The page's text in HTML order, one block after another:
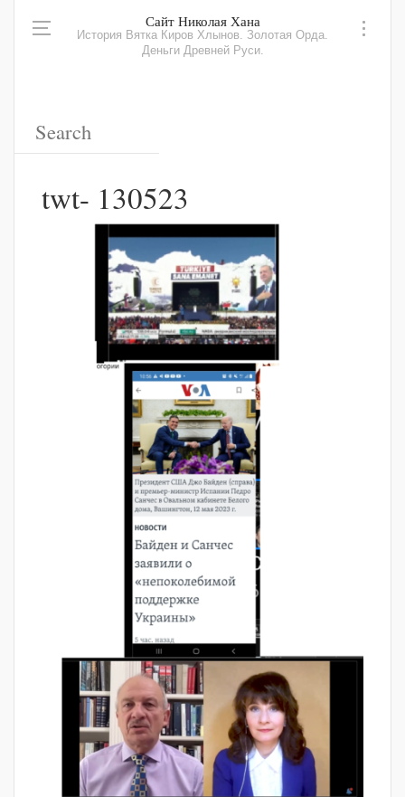
Сайт Николая Хана
История Вятка Киров Хлынов. Золотая Орда.
Деньги Древней Руси.
twt- 130523